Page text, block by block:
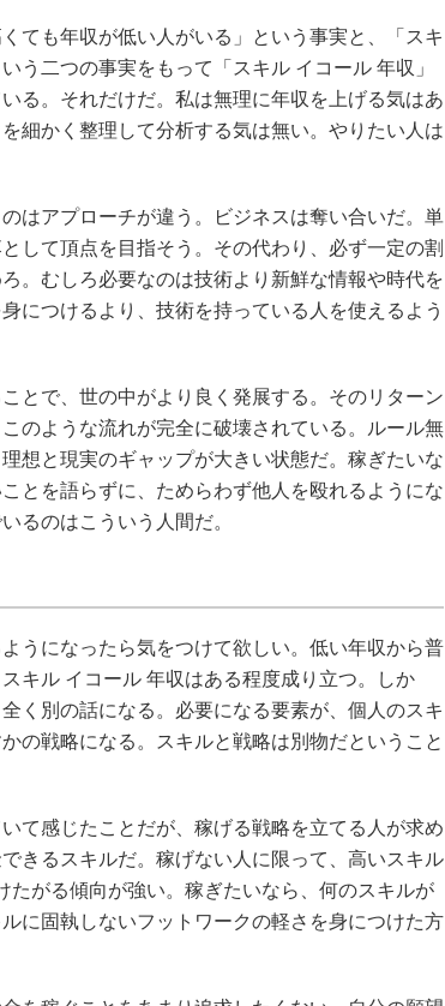
ても年収が低い人がいる」という事実と、「スキ
う二つの事実をもって「スキル イコール 年収」
る。それだけだ。私は無理に年収を上げる気はあ
細かく整理して分析する気は無い。やりたい人は
はアプローチが違う。ビジネスは奪い合いだ。単
して頂点を目指そう。その代わり、必ず一定の割
。むしろ必要なのは技術より新鮮な情報や時代を
につけるより、技術を持っている人を使えるよう
とで、世の中がより良く発展する。そのリターン
のような流れが完全に破壊されている。ルール無
想と現実のギャップが大きい状態だ。稼ぎたいな
とを語らずに、ためらわず他人を殴れるようにな
るのはこういう人間だ。
うになったら気をつけて欲しい。低い年収から普
キル イコール 年収はある程度成り立つ。しか
く別の話になる。必要になる要素が、個人のスキ
の戦略になる。スキルと戦略は別物だということ
て感じたことだが、稼げる戦略を立てる人が求め
きるスキルだ。稼げない人に限って、高いスキル
たがる傾向が強い。稼ぎたいなら、何のスキルが
に固執しないフットワークの軽さを身につけた方